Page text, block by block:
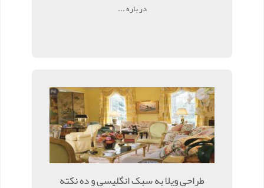
در باره ...
طراحی ویلا به سبک انگلیسی و ده نکته